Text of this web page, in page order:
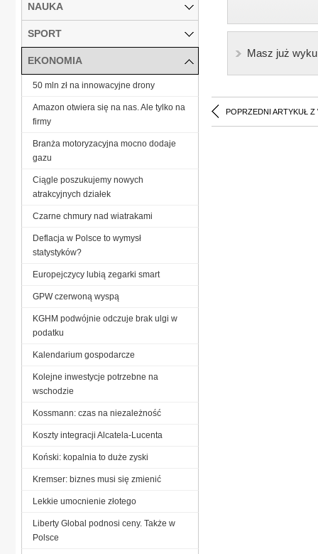
Masz już
POPRZEDNI ARTYKUŁ Z
NAUKA
SPORT
EKONOMIA
50 mln zł na innowacyjne drony
Amazon otwiera się na nas. Ale tylko na
firmy
Branża motoryzacyjna mocno dodaje
gazu
Ciągle poszukujemy nowych
atrakcyjnych działek
Czarne chmury nad wiatrakami
Deflacja w Polsce to wymysł
statystyków?
Europejczycy lubią zegarki smart
GPW czerwoną wyspą
KGHM podwójnie odczuje brak ulgi w
podatku
Kalendarium gospodarcze
Kolejne inwestycje potrzebne na
wschodzie
Kossmann: czas na niezależność
Koszty integracji Alcatela-Lucenta
Koński: kopalnia to duże zyski
Kremser: biznes musi się zmienić
Lekkie umocnienie złotego
Liberty Global podnosi ceny. Także w
Polsce